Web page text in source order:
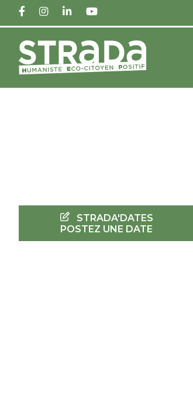
FACEBOOKINSTAGRAM
LINKEDINYOUTUBE
STRADA'DATES
POSTEZ UNE DATE